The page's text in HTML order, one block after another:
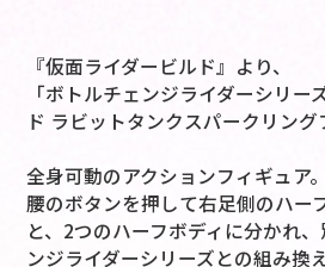
『仮面ライダービルド』より、
「ボトルチェンジライダーシリー
ド ラビットタンクスパークリング
全身可動のアクションフィギュア。
腰のボタンを押して右足側のハー
と、2つのハーフボディに分かれ
ンジライダーシリーズとの組み換